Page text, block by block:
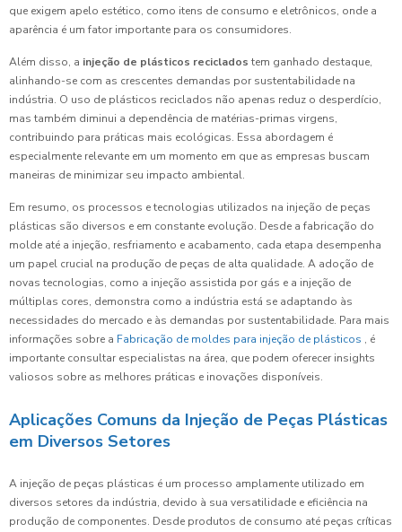
que exigem apelo estético, como itens de consumo e eletrônicos, onde a
aparência é um fator importante para os consumidores.
Além disso, a injeção de plásticos reciclados tem ganhado destaque,
alinhando-se com as crescentes demandas por sustentabilidade na
indústria. O uso de plásticos reciclados não apenas reduz o desperdício,
mas também diminui a dependência de matérias-primas virgens,
contribuindo para práticas mais ecológicas. Essa abordagem é
especialmente relevante em um momento em que as empresas buscam
maneiras de minimizar seu impacto ambiental.
Em resumo, os processos e tecnologias utilizados na injeção de peças
plásticas são diversos e em constante evolução. Desde a fabricação do
molde até a injeção, resfriamento e acabamento, cada etapa desempenha
um papel crucial na produção de peças de alta qualidade. A adoção de
novas tecnologias, como a injeção assistida por gás e a injeção de
múltiplas cores, demonstra como a indústria está se adaptando às
necessidades do mercado e às demandas por sustentabilidade. Para mais
informações sobre a Fabricação de moldes para injeção de plásticos , é
importante consultar especialistas na área, que podem oferecer insights
valiosos sobre as melhores práticas e inovações disponíveis.
Aplicações Comuns da Injeção de Peças Plásticas
em Diversos Setores
A injeção de peças plásticas é um processo amplamente utilizado em
diversos setores da indústria, devido à sua versatilidade e eficiência na
produção de componentes. Desde produtos de consumo até peças críticas